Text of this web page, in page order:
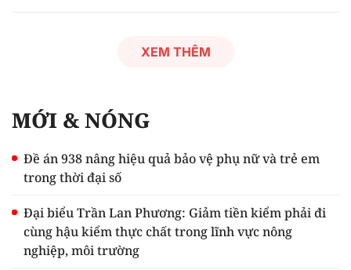
XEM THÊM
MỚI & NÓNG
Đề án 938 nâng hiệu quả bảo vệ phụ nữ và trẻ em
trong thời đại số
Đại biểu Trần Lan Phương: Giảm tiền kiểm phải đi
cùng hậu kiểm thực chất trong lĩnh vực nông
nghiệp, môi trường